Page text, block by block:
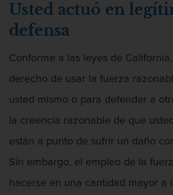
Usted actuó en
defensa
Conforme a las leyes de
derecho de usar la fuerza
usted mismo o para defender a
la creencia razonable de que
están a punto de sufrir un daño
Sin embargo, el empleo de la
hacerse en una cantidad mayor a
Asalto y
Audiencia
Audiencias de